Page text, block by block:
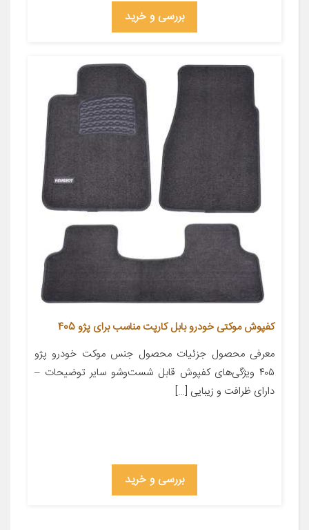
بررسی و خرید
کفپوش موکتی خودرو بابل کارپت مناسب برای پژو 405
معرفی محصول جزئیات محصول جنس موکت خودرو پژو
۴۰۵ ویژگی‌های کفپوش قابل شست‌وشو سایر توضیحات –
دارای ظرافت و زیبایی […]
بررسی و خرید